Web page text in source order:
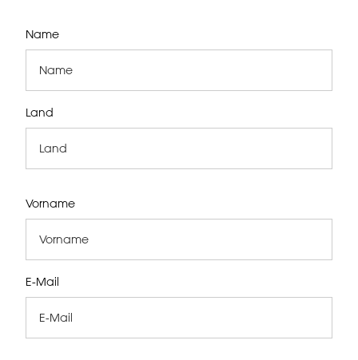
Name
Land
Vorname
E-Mail